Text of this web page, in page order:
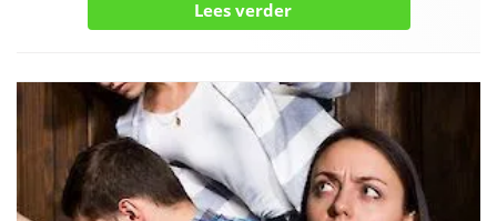
Lees verder